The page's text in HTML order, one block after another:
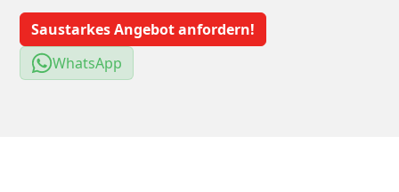
Saustarkes Angebot anfordern!
WhatsApp